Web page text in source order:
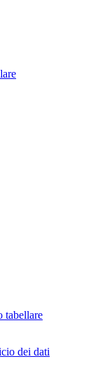
tabellare
dei dati